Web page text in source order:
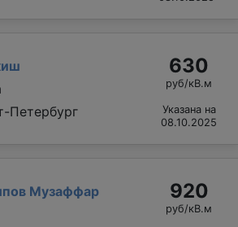
Петербург
630
руб/кВ.м
Указана на
08.10.2025
Музаффар
920
руб/кВ.м